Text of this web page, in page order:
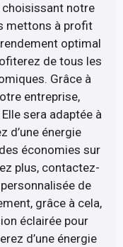
choisissant notre
mettons à profit
optimal
de tous les
Grâce à
entreprise,
sera adaptée à
d’une énergie
économies sur
plus, contactez-
de
grâce à cela,
éclairée pour
d’une énergie